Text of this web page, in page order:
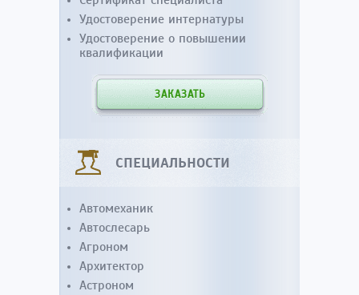
Удостоверение интернатуры
Удостоверение о повышении
квалификации
ЗАКАЗАТЬ
СПЕЦИАЛЬНОСТИ
Автомеханик
Автослесарь
Агроном
Архитектор
Астроном